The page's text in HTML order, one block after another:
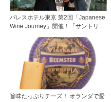
パレスホテル東京 第2回「Japanese
Wine Journey」開催！「サントリー
インメーカー 篠田 健太郎氏が来場
旨味たっぷりチーズ！ オランダで愛